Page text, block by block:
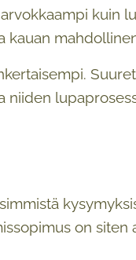
kuin
niiden
on siten